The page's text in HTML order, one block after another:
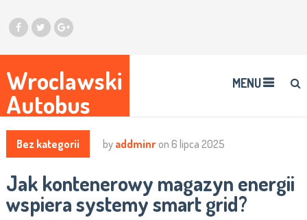
Wroclawski
Autobus
MENU
Bez kategorii by addminr on 6 lipca 2025
Jak kontenerowy magazyn energii
wspiera systemy smart grid?